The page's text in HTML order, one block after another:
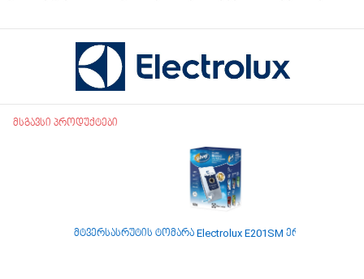
მსგავსი პროდუქტები
მტვერსასრუტის ტომარა Electrolux E201SM ერთჯერადი